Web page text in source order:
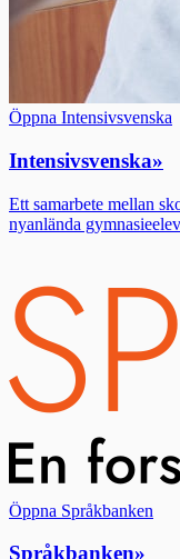
Öppna Intensivsvenska
Intensivsvenska»
Ett samarbete mellan
nyanlända
Öppna Språkbanken
Språkbanken»